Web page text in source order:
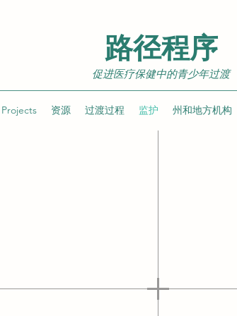
路径程序
促进医疗保健中的青少年过渡
Projects 资源 过渡过程 监护 州和地方机构